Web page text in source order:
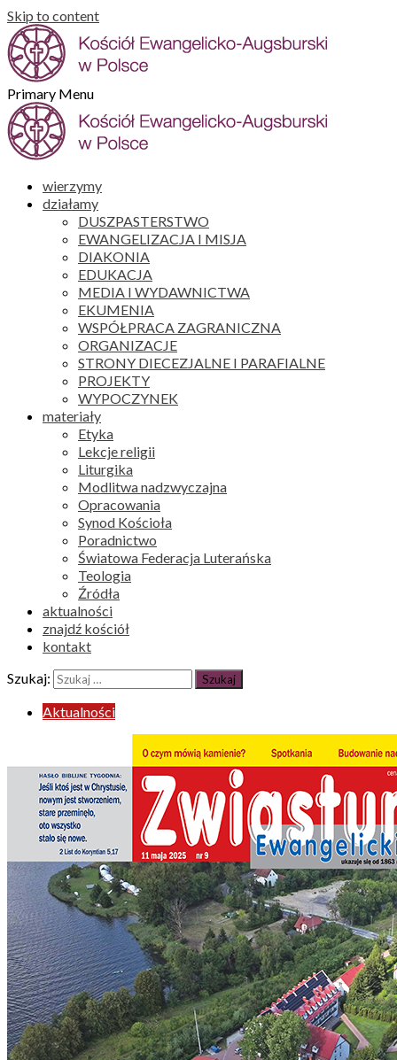
Skip to content
Primary Menu
wierzymy
działamy
DUSZPASTERSTWO
EWANGELIZACJA I MISJA
DIAKONIA
EDUKACJA
MEDIA I WYDAWNICTWA
EKUMENIA
WSPÓŁPRACA ZAGRANICZNA
ORGANIZACJE
STRONY DIECEZJALNE I PARAFIALNE
PROJEKTY
WYPOCZYNEK
materiały
Etyka
Lekcje religii
Liturgika
Modlitwa nadzwyczajna
Opracowania
Synod Kościoła
Poradnictwo
Światowa Federacja Luterańska
Teologia
Źródła
aktualności
znajdź kościół
kontakt
Szukaj:
Aktualności